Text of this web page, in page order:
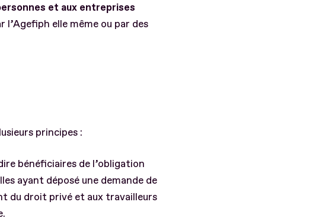
et aux entreprises
elle même ou par des
principes :
bénéficiaires de l’obligation
ayant déposé une demande de
du droit privé et aux travailleurs